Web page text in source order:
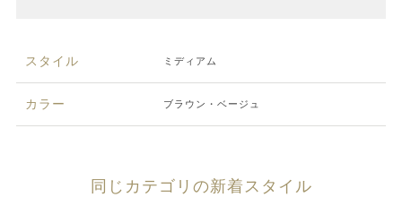
スタイル ミディアム
カラー ブラウン・ベージュ
同じカテゴリの新着スタイル